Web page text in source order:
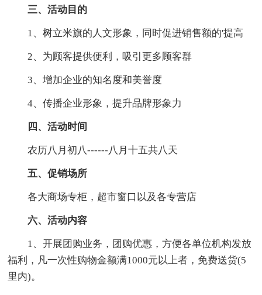
三、活动目的
1、树立米旗的人文形象，同时促进销售额的'提高
2、为顾客提供便利，吸引更多顾客群
3、增加企业的知名度和美誉度
4、传播企业形象，提升品牌形象力
四、活动时间
农历八月初八------八月十五共八天
五、促销场所
各大商场专柜，超市窗口以及各专营店
六、活动内容
1、开展团购业务，团购优惠，方便各单位机构发放
福利，凡一次性购物金额满1000元以上者，免费送货(5
里内)。